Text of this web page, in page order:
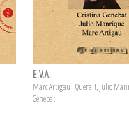
E.V.A.
Marc Artigau i Queralt, Julio
Genebat